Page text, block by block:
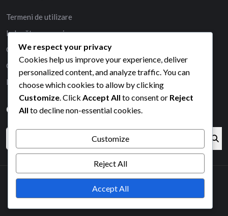
Termeni de utilizare
Ia legătura cu noi
Confidențialitatea ta
Cookie-uri și urmărire
Povestea noastră
Căutare
2026© All right reserved by Radiustheme
We respect your privacy
Cookies help us improve your experience, deliver
personalized content, and analyze traffic. You can
choose which cookies to allow by clicking
Customize . Click Accept All to consent or Reject
All to decline non-essential cookies.
Customize
Reject All
Accept All